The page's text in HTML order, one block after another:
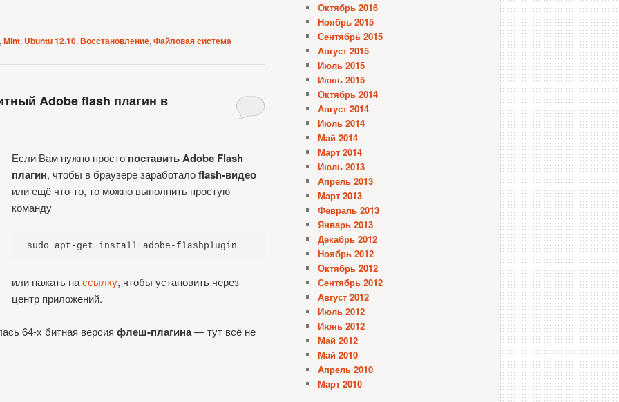
, Mint, Ubuntu 12.10, Восстановление, Файловая система
Adobe flash плагин в
Если Вам нужно просто поставить Adobe Flash
плагин, чтобы в браузере заработалоflash-видео
или ещё что-то, то можно выполнить простую
команду
sudo apt-get install adobe-flashplugin
или нажать нассылку, чтобы установить через
центр приложений.
64-х битная версия флеш-плагина— тут всё не
Октябрь 2016
Ноябрь 2015
Сентябрь 2015
Август 2015
Июль 2015
Июнь 2015
Октябрь 2014
Август 2014
Июль 2014
Май 2014
Март 2014
Июль 2013
Апрель 2013
Март 2013
Февраль 2013
Январь 2013
Декабрь 2012
Ноябрь 2012
Октябрь 2012
Сентябрь 2012
Август 2012
Июль 2012
Июнь 2012
Май 2012
Май 2010
Апрель 2010
Март 2010